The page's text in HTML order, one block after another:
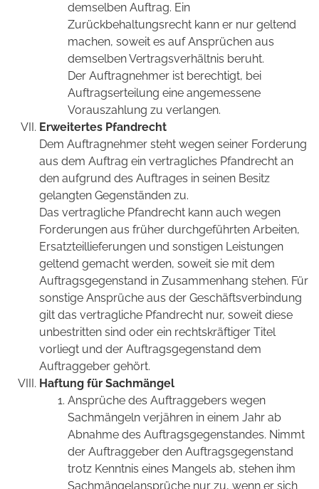
demselben Auftrag. Ein
Zurückbehaltungsrecht kann er nur geltend
machen, soweit es auf Ansprüchen aus
demselben Vertragsverhältnis beruht.
Der Auftragnehmer ist berechtigt, bei
Auftragserteilung eine angemessene
Vorauszahlung zu verlangen.
Erweitertes Pfandrecht
Dem Auftragnehmer steht wegen seiner Forderung
aus dem Auftrag ein vertragliches Pfandrecht an
den aufgrund des Auftrages in seinen Besitz
gelangten Gegenständen zu.
Das vertragliche Pfandrecht kann auch wegen
Forderungen aus früher durchgeführten Arbeiten,
Ersatzteillieferungen und sonstigen Leistungen
geltend gemacht werden, soweit sie mit dem
Auftragsgegenstand in Zusammenhang stehen. Für
sonstige Ansprüche aus der Geschäftsverbindung
gilt das vertragliche Pfandrecht nur, soweit diese
unbestritten sind oder ein rechtskräftiger Titel
vorliegt und der Auftragsgegenstand dem
Auftraggeber gehört.
Haftung für Sachmängel
Ansprüche des Auftraggebers wegen
Sachmängeln verjähren in einem Jahr ab
Abnahme des Auftragsgegenstandes. Nimmt
der Auftraggeber den Auftragsgegenstand
trotz Kenntnis eines Mangels ab, stehen ihm
Sachmängelansprüche nur zu, wenn er sich